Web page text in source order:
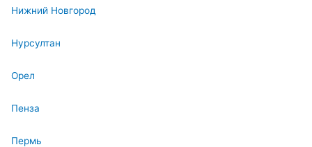
Нижний Новгород
Нурсултан
Орел
Пенза
Пермь